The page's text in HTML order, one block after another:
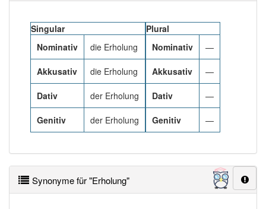
PowerIndex: 727
Häufigkeit: 6 von 10
anderen Artikeldie: 0
95% unserer Spielapp-Nutzer haben den Artikel
Singular
Nominativ
die Erholung
Akkusativ die Erholung
Dativ der Erholung
Genitiv der Erholung
Plural
Nominativ
—
Akkusativ —
Dativ —
Genitiv —
Synonyme für "Erholung"